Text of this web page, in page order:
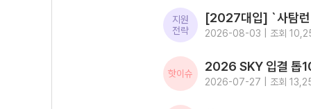
지원
전략
2026-08-03 | 조회
핫이슈
2026-07-27 | 조회